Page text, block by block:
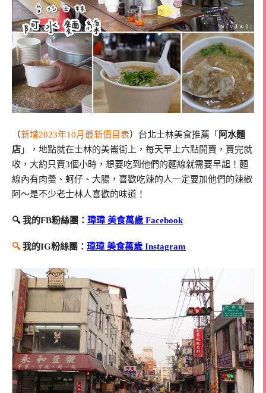
（新增2023年10月最新價目表）台北士林美食推薦「 阿水麵
店 」，地點就在士林的美崙街上，每天早上六點開賣，賣完就
收，大約只賣3個小時，想要吃到他們的麵線就需要早起！麵
線內有肉羹、蚵仔、大腸，喜歡吃辣的人一定要加他們的辣椒
阿～是不少老士林人喜歡的味道！
🔍 我的FB粉絲團： 瑋瑋 美食萬歲 Facebook
🔍我的IG粉絲團： 瑋瑋 美食萬歲 Instagram